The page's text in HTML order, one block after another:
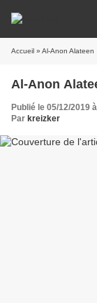
Accueil » Al-Anon Alateen
Al-Anon
Publié le 05/12/2019
Par kreizker